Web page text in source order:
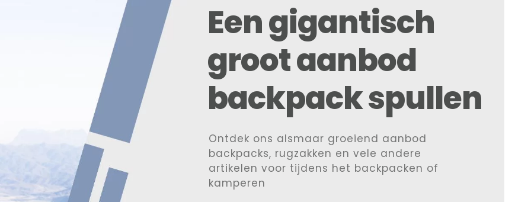
Een gigantisch
groot aanbod
backpack spullen
Ontdek ons alsmaar groeiend aanbod
backpacks, rugzakken en vele andere
artikelen voor tijdens het backpacken of
kamperen